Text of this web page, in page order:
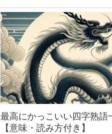
最高にかっこいい四字熟語
【意味・読み方付き】